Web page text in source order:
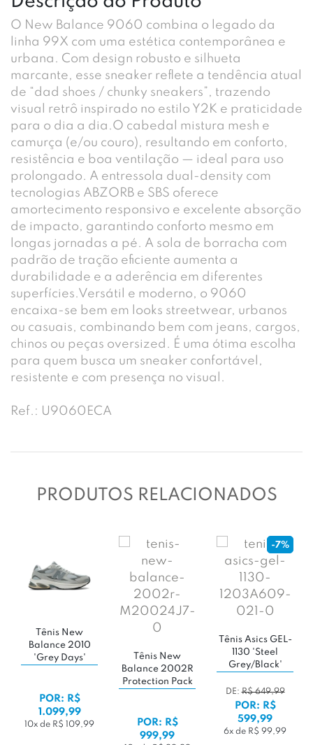
O New Balance 9060 combina o legado da
linha 99X com uma estética contemporânea e
urbana. Com design robusto e silhueta
marcante, esse sneaker reflete a tendência atual
de “dad shoes / chunky sneakers”, trazendo
visual retrô inspirado no estilo Y2K e praticidade
para o dia a dia.O cabedal mistura mesh e
camurça (e/ou couro), resultando em conforto,
resistência e boa ventilação — ideal para uso
prolongado. A entressola dual-density com
tecnologias ABZORB e SBS oferece
amortecimento responsivo e excelente absorção
de impacto, garantindo conforto mesmo em
longas jornadas a pé. A sola de borracha com
padrão de tração eficiente aumenta a
durabilidade e a aderência em diferentes
superfícies.Versátil e moderno, o 9060
encaixa-se bem em looks streetwear, urbanos
ou casuais, combinando bem com jeans, cargos,
chinos ou peças oversized. É uma ótima escolha
para quem busca um sneaker confortável,
resistente e com presença no visual.
Ref.: U9060ECA
PRODUTOS RELACIONADOS
Tênis Adidas
Samba OG
'Collegiate
POR: R$
399,99
4x de R$ 99,99
Suede XL 'Black
/ White'
599,99
6x de R$ 99,99
Balance 2010
'Grey Days'
POR: R$
1.099,99
10x de R$ 109,99